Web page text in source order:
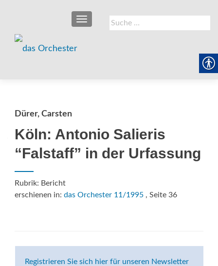
Suche
nach:
SCHALTE NAVIGATION
Dürer, Carsten
Köln: Antonio Salieris
“Falstaff” in der Urfassung
Rubrik: Bericht
erschienen in: das Orchester 11/1995 , Seite 36
Registrieren Sie sich hier für unseren Newsletter